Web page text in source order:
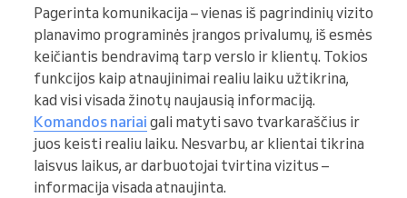
Pagerinta komunikacija – vienas iš pagrindinių vizito
planavimo programinės įrangos privalumų, iš esmės
keičiantis bendravimą tarp verslo ir klientų. Tokios
funkcijos kaip atnaujinimai realiu laiku užtikrina,
kad visi visada žinotų naujausią informaciją.
Komandos nariai gali matyti savo tvarkaraščius ir
juos keisti realiu laiku. Nesvarbu, ar klientai tikrina
laisvus laikus, ar darbuotojai tvirtina vizitus –
informacija visada atnaujinta.